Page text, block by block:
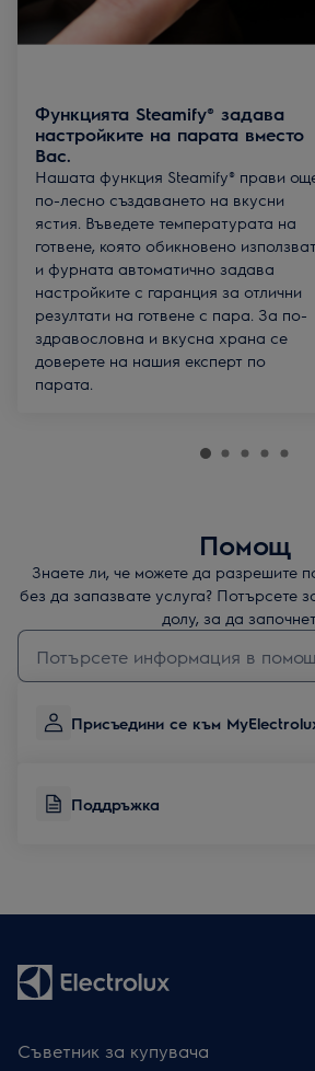
Функцията Steamify® задава
настройките на парата вместо
Вас.
Нашата функция Steamify® прави
по-лесно създаването на вкусни
ястия. Въведете температурата на
готвене, която обикновено
и фурната автоматично задава
настройките с гаранция за отлични
резултати на готвене с пара. За по-
здравословна и вкусна храна се
доверете на нашия експерт по
парата.
Помощ
Знаете ли, че можете да разрешите
без да запазвате услуга? Потърсете
долу, за да
Въведете текст за да потърсите статии за
Присъедини се към
Поддръжка
Съветник за купувача